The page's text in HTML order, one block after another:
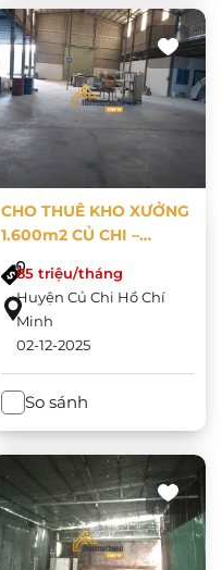
CHO THUÊ KHO XƯỞNG
1.600m2 CỦ CHI –
TP.HCM
85 triệu/tháng
Huyện Củ Chi Hồ Chí
Minh
02-12-2025
So sánh